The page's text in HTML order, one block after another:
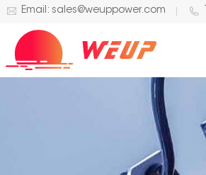
Email: sales@weuppower.com